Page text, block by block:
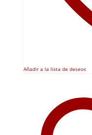
Añadir a la lista de deseos